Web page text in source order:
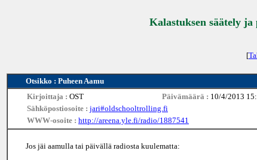
Kalastuksen säätely
[
Otsikko : Puheen Aamu
Kirjoittaja : OST Päivämäärä : 10/4/2013
Sähköpostiosoite : jari#oldschooltrolling.fi
WWW-osoite : http://areena.yle.fi/radio/1887541
Jos jäi aamulla tai päivällä radiosta kuulematta: